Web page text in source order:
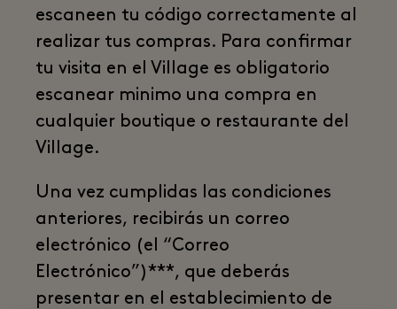
escaneen tu código correctamente al
realizar tus compras. Para confirmar
tu visita en el Village es obligatorio
escanear minimo una compra en
cualquier boutique o restaurante del
Village.
Una vez cumplidas las condiciones
anteriores, recibirás un correo
electrónico (el “Correo
Electrónico”)***, que deberás
presentar en el establecimiento de